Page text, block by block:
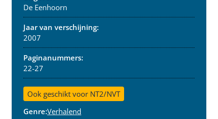
De Eenhoorn
Jaar van verschijning:
2007
Paginanummers:
22-27
Ook geschikt voor NT2/NVT
Genre:Verhalend